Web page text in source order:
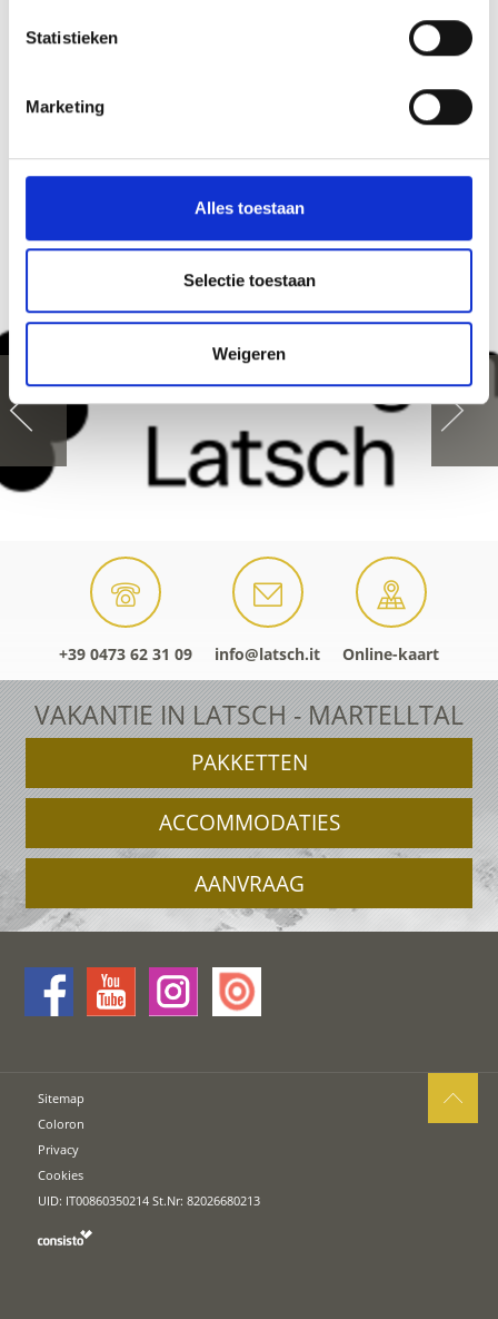
Statistieken
Marketing
Alles toestaan
Selectie toestaan
Weigeren
SCHWEIZERISCHE BUNDESBAHNEN - SBB
+39 0473 62 31 09 info@latsch.it Online-kaart
VAKANTIE IN LATSCH - MARTELLTAL
PAKKETTEN
ACCOMMODATIES
AANVRAAG
Sitemap
Coloron
Privacy
Cookies
UID: IT00860350214 St.Nr: 82026680213